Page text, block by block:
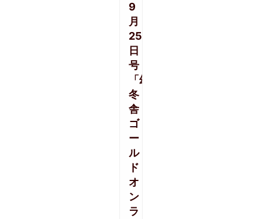
9
月
25
日
号
「幻
冬
舎
ゴ
ー
ル
ド
オ
ン
ラ